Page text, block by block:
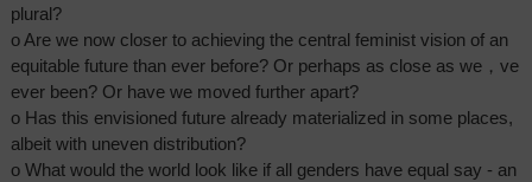
plural?
o Are we now closer to achieving the central feminist vision of an
equitable future than ever before? Or perhaps as close as we，ve
ever been? Or have we moved further apart?
o Has this envisioned future already materialized in some places,
albeit with uneven distribution?
o What would the world look like if all genders have equal say - an